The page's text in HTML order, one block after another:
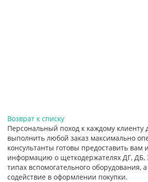
Возврат к списку
Персональный поход к каждому клиенту
выполнить любой заказ максимально
консультанты готовы предоставить
информацию о щеткодержателях ДГ,
типах вспомогательного оборудования,
содействие в оформлении покупки.